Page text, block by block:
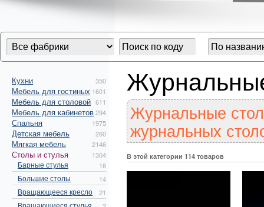
Кухни 350
Мебель для гостиных 1601
Мебель для столовой 611
Мебель для кабинетов294
Спальня 1975
Детская мебель 260
Мягкая мебель 2146
Столы и стулья 1304
Барные стулья 16
Большие столы 14
Вращающееся кресло 21
Вращающиеся стулья
Журнальные
журнальных
В этой категории 114 товаров